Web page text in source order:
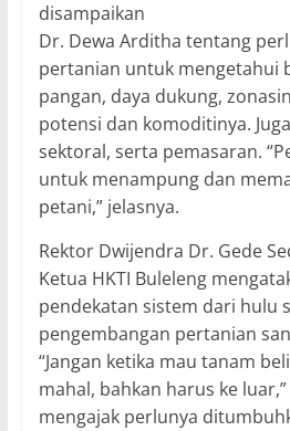
disampaikan
Dr. Dewa Arditha tentang
pertanian untuk mengetahui
pangan, daya dukung,
potensi dan komoditinya.
sektoral, serta pemasaran.
untuk menampung dan
petani,” jelasnya.
Rektor Dwijendra Dr. Gede
Ketua HKTI Buleleng
pendekatan sistem dari hulu
pengembangan pertanian
“Jangan ketika mau tanam
mahal, bahkan harus ke
mengajak perlunya